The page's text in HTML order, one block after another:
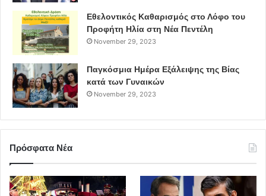
Εθελοντικός Καθαρισμός στο Λόφο του
Προφήτη Ηλία στη Νέα Πεντέλη
November 29, 2023
Παγκόσμια Ημέρα Εξάλειψης της Βίας
κατά των Γυναικών
November 29, 2023
Πρόσφατα Νέα